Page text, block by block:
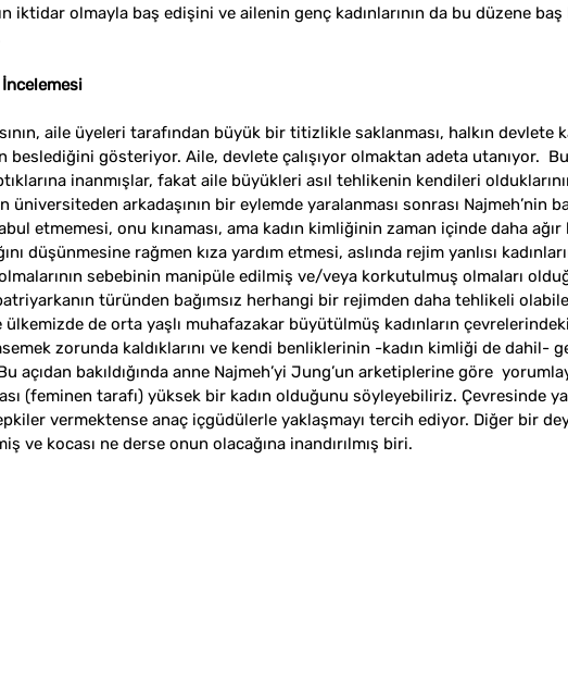
iktidar olmayla baş edişini ve ailenin genç kadınlarının da bu düzene baş
aile üyeleri tarafından büyük bir titizlikle saklanması, halkın devlete
beslediğini gösteriyor. Aile, devlete çalışıyor olmaktan adeta utanıyor.
inanmışlar, fakat aile büyükleri asıl tehlikenin kendileri
üniversiteden arkadaşının bir eylemde yaralanması sonrası Najmeh’nin
etmemesi, onu kınaması, ama kadın kimliğinin zaman içinde daha ağır
düşünmesine rağmen kıza yardım etmesi, aslında rejim yanlısı
sebebinin manipüle edilmiş ve/veya korkutulmuş olmaları
türünden bağımsız herhangi bir rejimden daha tehlikeli
de orta yaşlı muhafazakar büyütülmüş kadınların
zorunda kaldıklarını ve kendi benliklerinin -kadın kimliği de dahil-
açıdan bakıldığında anne Najmeh’yi Jung’un arketiplerine göre
(feminen tarafı) yüksek bir kadın olduğunu söyleyebiliriz. Çevresinde
vermektense anaç içgüdülerle yaklaşmayı tercih ediyor. Diğer bir
ve kocası ne derse onun olacağına inandırılmış biri.